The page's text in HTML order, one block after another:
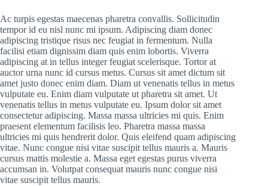
Ac turpis egestas maecenas pharetra convallis. Sollicitudin
tempor id eu nisl nunc mi ipsum. Adipiscing diam donec
adipiscing tristique risus nec feugiat in fermentum. Nulla
facilisi etiam dignissim diam quis enim lobortis. Viverra
adipiscing at in tellus integer feugiat scelerisque. Tortor at
auctor urna nunc id cursus metus. Cursus sit amet dictum sit
amet justo donec enim diam. Diam ut venenatis tellus in metus
vulputate eu. Enim diam vulputate ut pharetra sit amet. Ut
venenatis tellus in metus vulputate eu. Ipsum dolor sit amet
consectetur adipiscing. Massa massa ultricies mi quis. Enim
praesent elementum facilisis leo. Pharetra massa massa
ultricies mi quis hendrerit dolor. Quis eleifend quam adipiscing
vitae. Nunc congue nisi vitae suscipit tellus mauris a. Mauris
cursus mattis molestie a. Massa eget egestas purus viverra
accumsan in. Volutpat consequat mauris nunc congue nisi
vitae suscipit tellus mauris.